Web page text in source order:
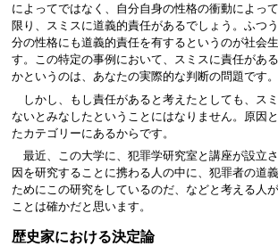
によってではなく、自分自身の性格の衝動によっ
限り、スミスに道義的責任があるでしょう。ふつ
分の性格にも道義的責任を有するというのが社会
す。この特定の事例において、スミスに責任があ
かというのは、あなたの実際的な判断の問題です。
しかし、もし責任があると考えたとしても、ス
ないとみなしたということにはなりません。原因
たカテゴリーにあるからです。
最近、この大学に、犯罪学研究室と講座が設立
因を研究することに携わる人の中に、犯罪者の道
ためにこの研究をしているのだ、などと考える人
ことは確かだと思います。
歴史家における決定論